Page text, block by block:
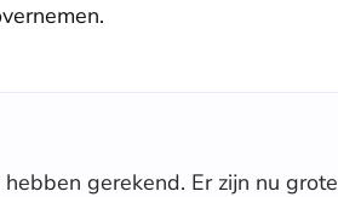
gerekend. Er zijn nu grote